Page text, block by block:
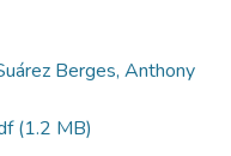
Berges, Anthony
(1.2 MB)